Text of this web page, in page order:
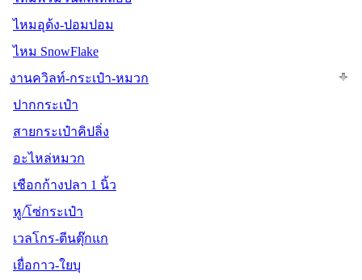
ไหมอุด้ง-ปอมปอม
ไหม SnowFlake
งานควิลท์-กระเป๋า-หมวก
ปากกระเป๋า
สายกระเป๋าคิปลิ่ง
อะไหล่หมวก
เชือกก้างปลา 1 นิ้ว
หู/โซ่กระเป๋า
เวลโกร-ตีนตุ๊กแก
เยื่อกาว-ใยบุ